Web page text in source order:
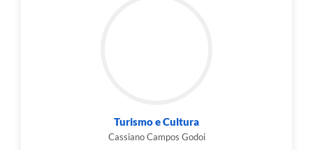
Turismo e Cultura
Cassiano Campos Godoi